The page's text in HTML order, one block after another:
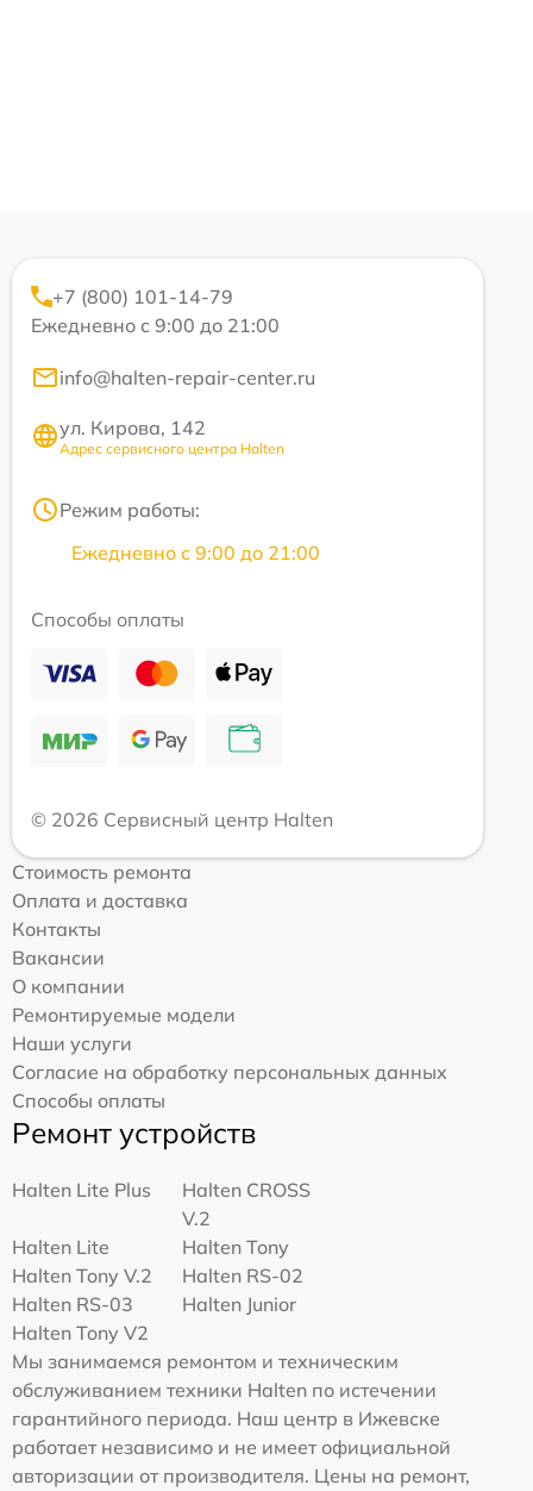
+7 (800) 101-14-79
Ежедневно с 9:00 до 21:00
info@halten-repair-center.ru
ул. Кирова, 142
Адрес сервисного центра Halten
Режим работы:
Ежедневно с 9:00 до 21:00
Способы оплаты
© 2026 Сервисный центр Halten
Стоимость ремонта
Оплата и доставка
Контакты
Вакансии
О компании
Ремонтируемые модели
Наши услуги
Согласие на обработку персональных данных
Способы оплаты
Ремонт устройств
Halten Lite Plus
Halten CROSS
V.2
Halten Lite
Halten Tony
Halten Tony V.2
Halten RS-02
Halten RS-03
Halten Junior
Halten Tony V2
Мы занимаемся ремонтом и техническим
обслуживанием техники Halten по истечении
гарантийного периода. Наш центр в Ижевске
работает независимо и не имеет официальной
авторизации от производителя. Цены на ремонт,